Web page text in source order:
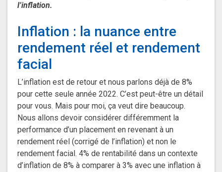
l’inflation.
Inflation : la nuance entre
rendement réel et rendement
facial
L’inflation est de retour et nous parlons déjà de 8%
pour cette seule année 2022. C’est peut-être un détail
pour vous. Mais pour moi, ça veut dire beaucoup.
Nous allons devoir considérer différemment la
performance d’un placement en revenant à un
rendement réel (corrigé de l’inflation) et non le
rendement facial. 4% de rentabilité dans un contexte
d’inflation de 8% à comparer à 3% avec une inflation à